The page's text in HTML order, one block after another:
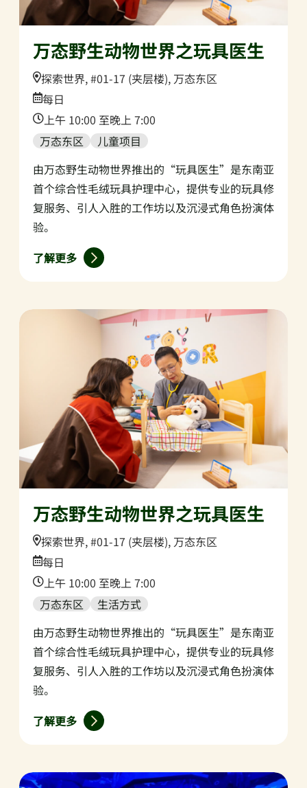
万态野生动物世界之玩具医生
Location:
探索世界, #01-17 (夹层楼), 万态东区
Date:
每日
Time:上午 10:00 至晚上 7:00
万态东区
儿童项目
由万态野生动物世界推出的“玩具医生”是东南亚
首个综合性毛绒玩具护理中心，提供专业的玩具修
复服务、引人入胜的工作坊以及沉浸式角色扮演体
验。
了解更多
万态野生动物世界之玩具医生
Location:
探索世界, #01-17 (夹层楼), 万态东区
Date:
每日
Time:
上午 10:00 至晚上 7:00
万态东区
生活方式
由万态野生动物世界推出的“玩具医生”是东南亚
首个综合性毛绒玩具护理中心，提供专业的玩具修
复服务、引人入胜的工作坊以及沉浸式角色扮演体
验。
了解更多